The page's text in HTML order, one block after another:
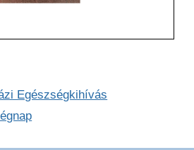
Egészségkihívás